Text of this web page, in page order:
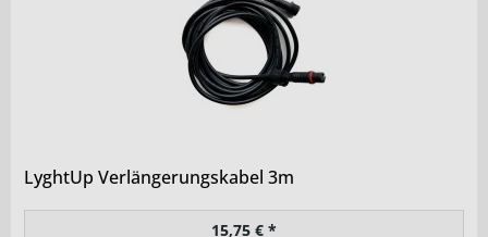
LyghtUp Verlängerungskabel 3m
15,75 € *